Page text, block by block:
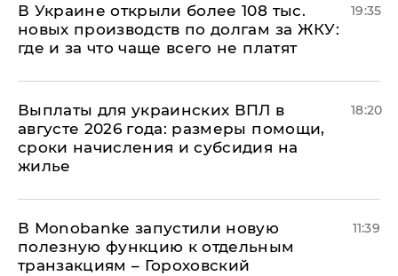
В Украине открыли более 108 тыс.
новых производств по долгам за ЖКУ:
где и за что чаще всего не платят
19:35
Выплаты для украинских ВПЛ в
августе 2026 года: размеры помощи,
сроки начисления и субсидия на
жилье
18:20
В Мonobankе запустили новую
полезную функцию к отдельным
транзакциям – Гороховский
11:39